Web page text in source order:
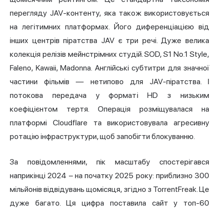
перегляду JAV-контенту, яка також використовується
на легітимних платформах. Його диференціацією від
інших центрів піратства JAV є три речі. Дуже велика
колекція релізів мейнстрімних студій. SOD, S1 No.1 Style,
Faleno, Kawaii, Madonna. Англійські субтитри для значної
частини фільмів — нетипово для JAV-піратства. І
потокова передача у форматі HD з низьким
коефіцієнтом тертя. Операція розміщувалася на
платформі Cloudflare та використовувала агресивну
ротацію інфраструктури, щоб запобігти блокуванню.
За повідомленнями, пік масштабу спостерігався
наприкінці 2024 – на початку 2025 року: приблизно 300
мільйонів відвідувань щомісяця, згідно з TorrentFreak. Це
дуже багато. Ця цифра поставила сайт у топ-60